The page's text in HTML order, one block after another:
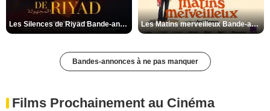
Les Silences de Riyad Bande-annonce VO STFR Les Matins merveilleux Bande-annonce VF
Bandes-annonces à ne pas manquer
Films Prochainement au Cinéma